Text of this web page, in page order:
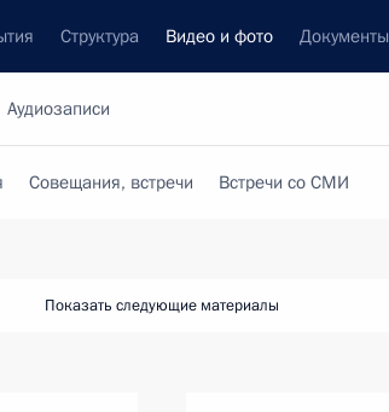
Структура Видео и фото Документы
Аудиозаписи
Совещания, встречи Встречи со СМИ
Показать следующие материалы